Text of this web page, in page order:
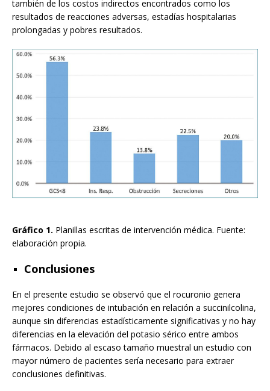
también de los costos indirectos encontrados como los
resultados de reacciones adversas, estadías hospitalarias
prolongadas y pobres resultados.
Gráfico 1. Planillas escritas de intervención médica. Fuente:
elaboración propia.
Conclusiones
En el presente estudio se observó que el rocuronio genera
mejores condiciones de intubación en relación a succinilcolina,
aunque sin diferencias estadísticamente significativas y no hay
diferencias en la elevación del potasio sérico entre ambos
fármacos. Debido al escaso tamaño muestral un estudio con
mayor número de pacientes sería necesario para extraer
conclusiones definitivas.